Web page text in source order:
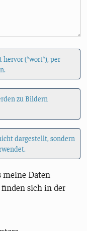
hervor (*wort*), per
zu Bildern
dargestellt, sondern
meine Daten
sich in der